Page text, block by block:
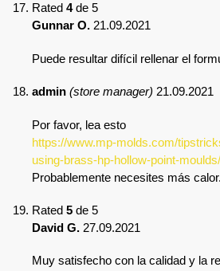
Rated 4de 5
Gunnar O. 21.09.2021
Puede resultar difícil rellenar el
admin (store manager) 21.09.2021
Por favor, lea esto
https://www.mp-molds.com/
using-brass-hp-hollow-point-moulds/
Probablemente necesites más calor.
Rated 5 de 5
David G. 27.09.2021
Muy satisfecho con la calidad y la